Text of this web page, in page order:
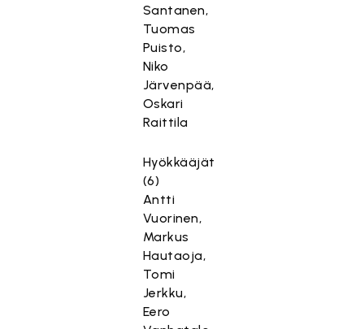
Santanen,
Tuomas
Puisto,
Niko
Järvenpää,
Oskari
Raittila
Hyökkääjät
(6)
Antti
Vuorinen,
Markus
Hautaoja,
Tomi
Jerkku,
Eero